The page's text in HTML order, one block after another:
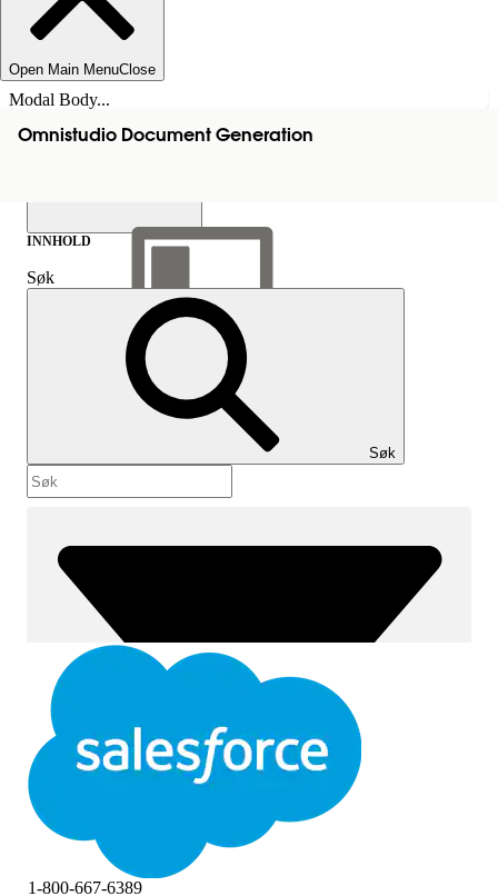
Open Main MenuClose
Modal Body...
Omnistudio Document Generation
Vis innholdsfortegnelse
Innhold
INNHOLD
Søk
Søk
1-800-667-6389